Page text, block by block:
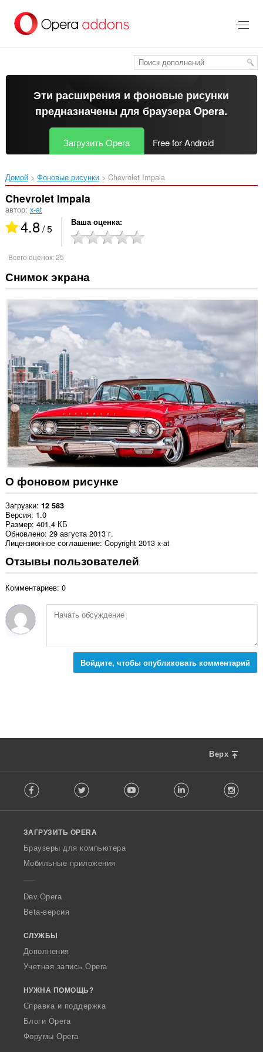
перейти
Эти расширения и фоновые рисунки
предназначены длябраузера Opera.
Загрузить Opera Free for Android
Домой Фоновые рисунки Chevrolet Impala‎
Chevrolet Impala
автор: x-at
4.8/ 5 Ваша оценка
Всего оценок:25
Снимок экрана
О фоновом рисунке
Загрузки 12 583
Версия 1.0
Размер 401,4 КБ
Обновлено 29 августа 2013 г.
Лицензионное соглашение Copyright 2013 x-at
Отзывы пользователей
Комментариев: 0
Войдите, чтобы опубликовать комментарий
Верх
o
w
O
p
a
Facebook Twitter Youtube LinkedIn
ЗАГРУЗИТЬ OPERA
Браузеры для компьютера
Мобильные приложения
Dev.Opera
Beta-версия
СЛУЖБЫ
Дополнения
Учетная запись Opera
НУЖНА ПОМОЩЬ?
Справка и поддержка
Блоги Opera
Форумы Opera